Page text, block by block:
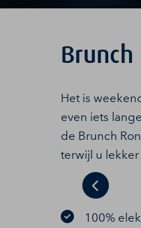
Het is
even iets
de Brunch
terwijl u
Previous
100%